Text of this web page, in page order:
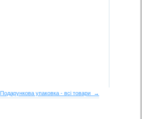
Подарункова упаковка - всі товари →